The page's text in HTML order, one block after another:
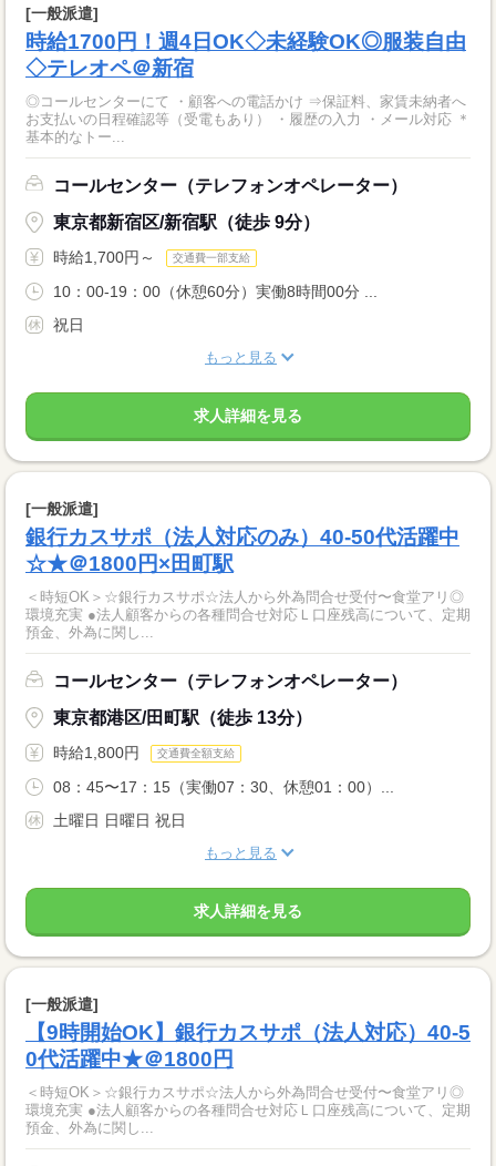
[一般派遣]
時給1700円！週4日OK◇未経験OK◎服装自由
◇テレオペ＠新宿
◎コールセンターにて ・顧客への電話かけ ⇒保証料、家賃未納者へ
お支払いの日程確認等（受電もあり） ・履歴の入力 ・メール対応 ＊
基本的なトー...
コールセンター（テレフォンオペレーター）
東京都新宿区/新宿駅（徒歩 9分）
時給1,700円～ 交通費一部支給
10：00-19：00（休憩60分）実働8時間00分 ...
祝日
もっと見る
求人詳細を見る
[一般派遣]
銀行カスサポ（法人対応のみ）40-50代活躍中
☆★＠1800円×田町駅
＜時短OK＞☆銀行カスサポ☆法人から外為問合せ受付〜食堂アリ◎
環境充実 ●法人顧客からの各種問合せ対応Ｌ口座残高について、定期
預金、外為に関し...
コールセンター（テレフォンオペレーター）
東京都港区/田町駅（徒歩 13分）
時給1,800円 交通費全額支給
08：45〜17：15（実働07：30、休憩01：00）...
土曜日 日曜日 祝日
もっと見る
求人詳細を見る
[一般派遣]
【9時開始OK】銀行カスサポ（法人対応）40-5
0代活躍中★＠1800円
＜時短OK＞☆銀行カスサポ☆法人から外為問合せ受付〜食堂アリ◎
環境充実 ●法人顧客からの各種問合せ対応Ｌ口座残高について、定期
預金、外為に関し...